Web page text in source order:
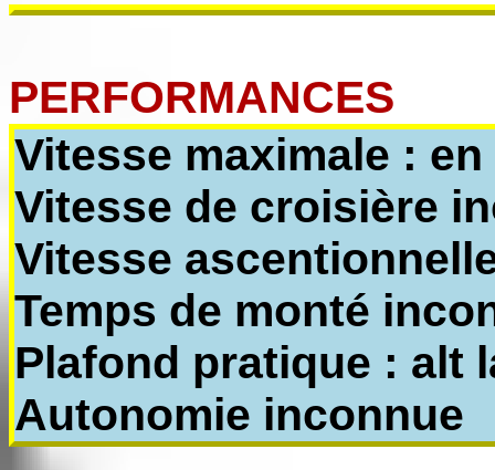
PERFORMANCES
Vitesse maximale :
Vitesse de croisière
Vitesse
Temps de monté
Plafond pratique : alt
Autonomie inconnue